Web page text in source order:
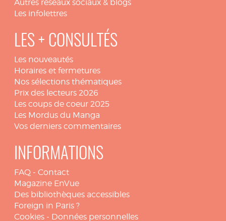
Autres réseaux sociaux & blogs
Les infolettres
LES + CONSULTÉS
Les nouveautés
Horaires et fermetures
Nos sélections thématiques
Prix des lecteurs 2026
Les coups de coeur 2025
Les Mordus du Manga
Vos derniers commentaires
INFORMATIONS
FAQ - Contact
Magazine EnVue
Des bibliothèques accessibles
Foreign in Paris ?
Cookies - Données personnelles